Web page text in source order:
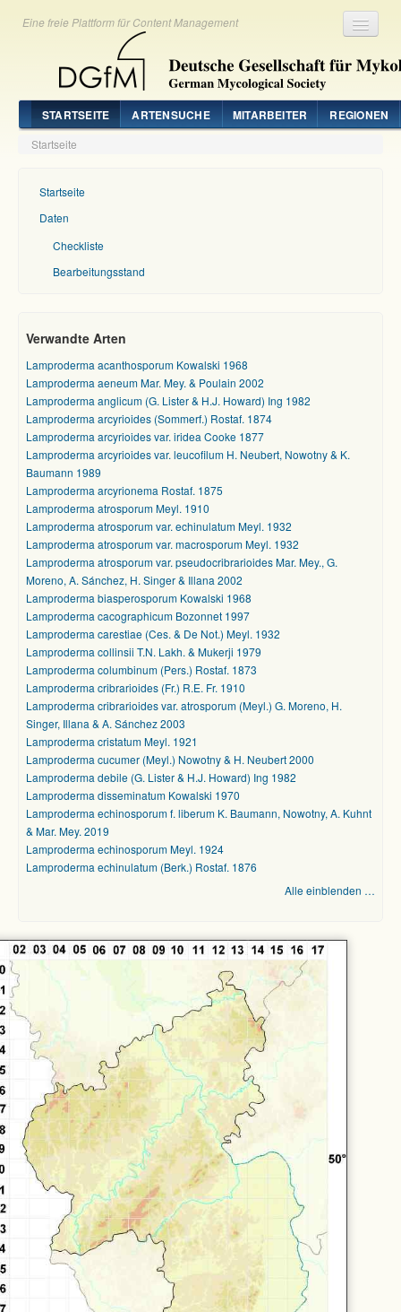
Eine freie Plattform für Content Management
STARTSEITE ARTENSUCHE MITARBEITER REGIONEN
Startseite
Startseite
Daten
Checkliste
Bearbeitungsstand
Verwandte Arten
Lamproderma acanthosporum Kowalski 1968
Lamproderma aeneum Mar. Mey. & Poulain 2002
Lamproderma anglicum (G. Lister & H.J. Howard) Ing 1982
Lamproderma arcyrioides (Sommerf.) Rostaf. 1874
Lamproderma arcyrioides var. iridea Cooke 1877
Lamproderma arcyrioides var. leucofilum H. Neubert, Nowotny & K.
Baumann 1989
Lamproderma arcyrionema Rostaf. 1875
Lamproderma atrosporum Meyl. 1910
Lamproderma atrosporum var. echinulatum Meyl. 1932
Lamproderma atrosporum var. macrosporum Meyl. 1932
Lamproderma atrosporum var. pseudocribrarioides Mar. Mey., G.
Moreno, A. Sánchez, H. Singer & Illana 2002
Lamproderma biasperosporum Kowalski 1968
Lamproderma cacographicum Bozonnet 1997
Lamproderma carestiae (Ces. & De Not.) Meyl. 1932
Lamproderma collinsii T.N. Lakh. & Mukerji 1979
Lamproderma columbinum (Pers.) Rostaf. 1873
Lamproderma cribrarioides (Fr.) R.E. Fr. 1910
Lamproderma cribrarioides var. atrosporum (Meyl.) G. Moreno, H.
Singer, Illana & A. Sánchez 2003
Lamproderma cristatum Meyl. 1921
Lamproderma cucumer (Meyl.) Nowotny & H. Neubert 2000
Lamproderma debile (G. Lister & H.J. Howard) Ing 1982
Lamproderma disseminatum Kowalski 1970
Lamproderma echinosporum f. liberum K. Baumann, Nowotny, A. Kuhnt
& Mar. Mey. 2019
Lamproderma echinosporum Meyl. 1924
Lamproderma echinulatum (Berk.) Rostaf. 1876
Alle einblenden …